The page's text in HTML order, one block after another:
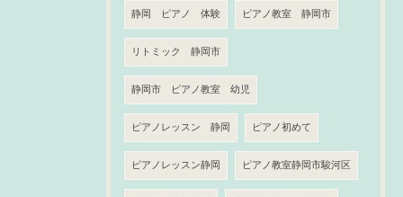
静岡 ピアノ 体験 ピアノ教室 静岡市
リトミック 静岡市
静岡市 ピアノ教室 幼児
ピアノレッスン 静岡 ピアノ初めて
ピアノレッスン静岡 ピアノ教室静岡市駿河区